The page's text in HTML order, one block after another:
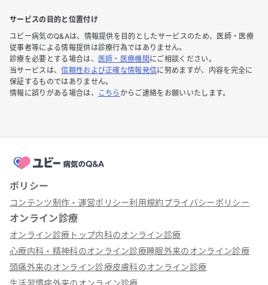
サービスの目的と位置付け
ユビー病気のQ&Aは、情報提供を目的としたサービスのため、医師・医療
従事者等による情報提供は診療行為ではありません。
診療を必要とする場合は、
医師・医療機関 にご相談ください。
当サービスは、信頼性および正確な情報発信に努めますが、内容を完全に
保証するものではありません。
情報に誤りがある場合は、
こちら からご連絡をお願いいたします。
ポリシー
コンテンツ制作・運営ポリシー利用規約プライバシーポリシー
オンライン診療
オンライン診療トップ内科のオンライン診療
心療内科・精神科のオンライン診療睡眠外来のオンライン診療
頭痛外来のオンライン診療皮膚科のオンライン診療
生活習慣病外来のオンライン診療